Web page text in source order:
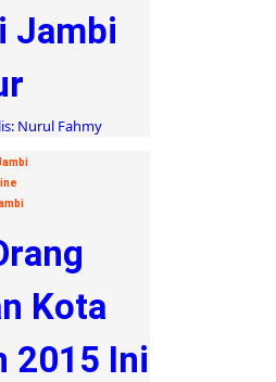
Jambi
Nurul Fahmy
Kota
2015 Ini